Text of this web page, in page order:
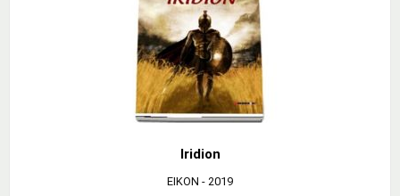
Iridion
EIKON - 2019